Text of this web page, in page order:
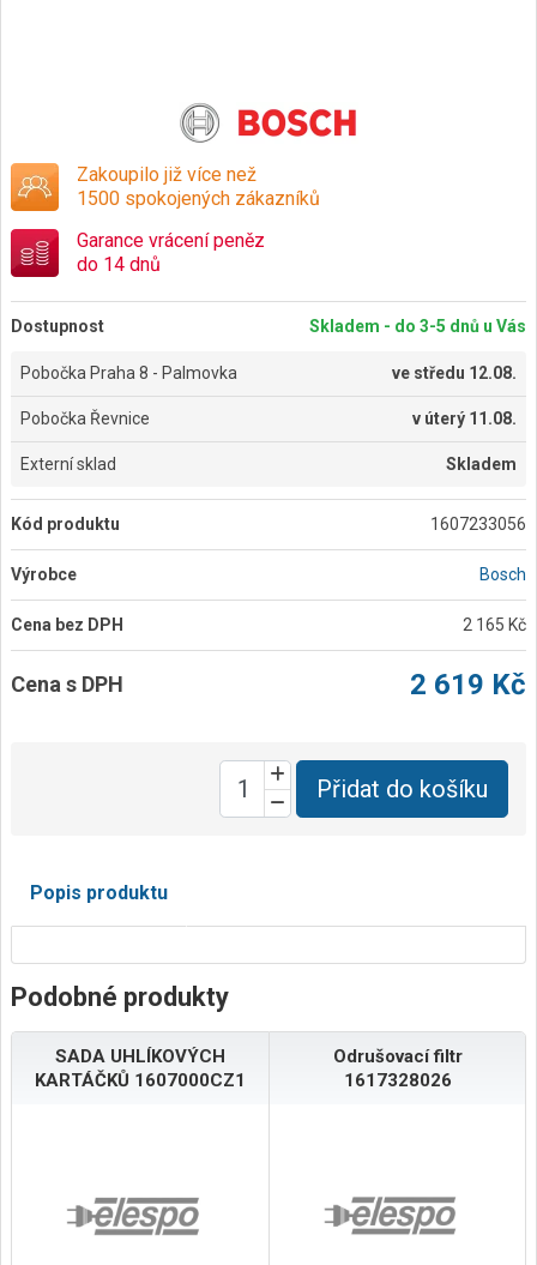
Zakoupilo již více než
1500 spokojených zákazníků
Garance vrácení peněz
do 14 dnů
Dostupnost Skladem - do 3-5 dnů u Vás
Pobočka Praha 8 - Palmovka ve středu 12.08.
Pobočka Řevnice v úterý 11.08.
Externí sklad Skladem
Kód produktu 1607233056
Výrobce Bosch
Cena bez DPH 2 165 Kč
Cena s DPH 2 619 Kč
Přidat do košíku
Popis produktu
Podobné produkty
SADA UHLÍKOVÝCH
KARTÁČKŮ 1607000CZ1
Odrušovací filtr
1617328026